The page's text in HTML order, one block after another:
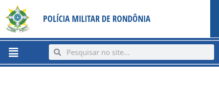
content
para
conteúdo
POLÍCIA MILITAR DE RONDÔNIA
Menu SearchSearch